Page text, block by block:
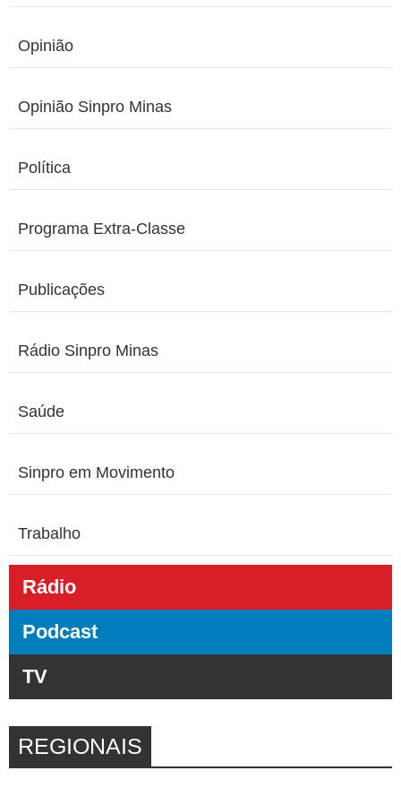
Opinião
Opinião Sinpro Minas
Política
Programa Extra-Classe
Publicações
Rádio Sinpro Minas
Saúde
Sinpro em Movimento
Trabalho
Rádio
Podcast
TV
REGIONAIS